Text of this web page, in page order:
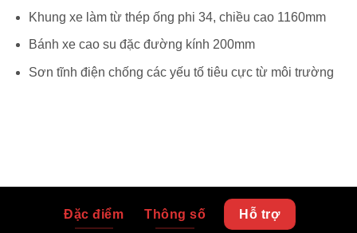
Khung xe làm từ thép ống phi 34, chiều cao 1160mm
Bánh xe cao su đặc đường kính 200mm
Sơn tĩnh điện chống các yếu tố tiêu cực từ môi trường
Đặc điểm Thông số Hỗ trợ